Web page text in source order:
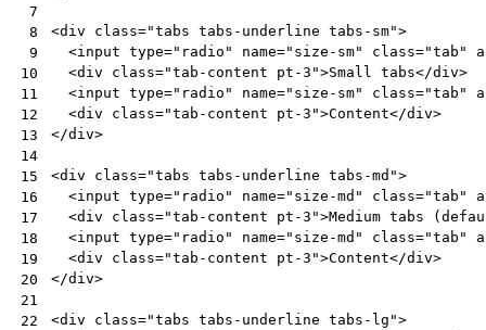
7
8
9
10
11
12
13
14
15
16
17
18
19
20
21
22
<div class="tabs tabs-underline tabs-sm">
<input type="radio" name="size-sm" class="tab"
<div class="tab-content pt-3">Small tabs</div>
<input type="radio" name="size-sm" class="tab"
<div class="tab-content pt-3">Content</div>
</div>
<div class="tabs tabs-underline tabs-md">
<input type="radio" name="size-md" class="tab"
<div class="tab-content pt-3">Medium tabs
<input type="radio" name="size-md" class="tab"
<div class="tab-content pt-3">Content</div>
</div>
<div class="tabs tabs-underline tabs-lg">